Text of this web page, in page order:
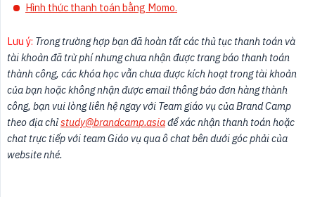
Hình thức thanh toán bằng Momo.
Lưu ý: Trong trường hợp bạn đã hoàn tất các thủ tục thanh toán và
tài khoản đã trừ phí nhưng chưa nhận được trang báo thanh toán
thành công, các khóa học vẫn chưa được kích hoạt trong tài khoản
của bạn hoặc không nhận được email thông báo đơn hàng thành
công, bạn vui lòng liên hệ ngay với Team giáo vụ của Brand Camp
theo địa chỉ study@brandcamp.asia để xác nhận thanh toán hoặc
chat trực tiếp với team Giáo vụ qua ô chat bên dưới góc phải của
website nhé.